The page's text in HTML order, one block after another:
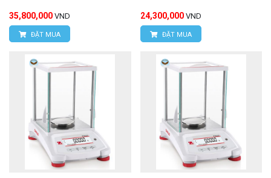
35,800,000 VND
ĐẶT MUA
24,300,000 VND
ĐẶT MUA